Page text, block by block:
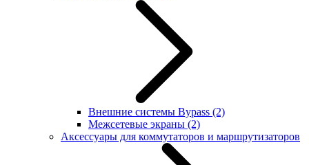
Внешние системы Bypass (2)
Межсетевые экраны (2)
Аксессуары для коммутаторов и маршрутизаторов